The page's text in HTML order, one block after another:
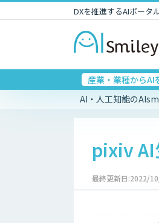
DXを推進するAIポータ
産業・業種からAI
AI・人工知能の
pixiv AI
最終更新日:2022/